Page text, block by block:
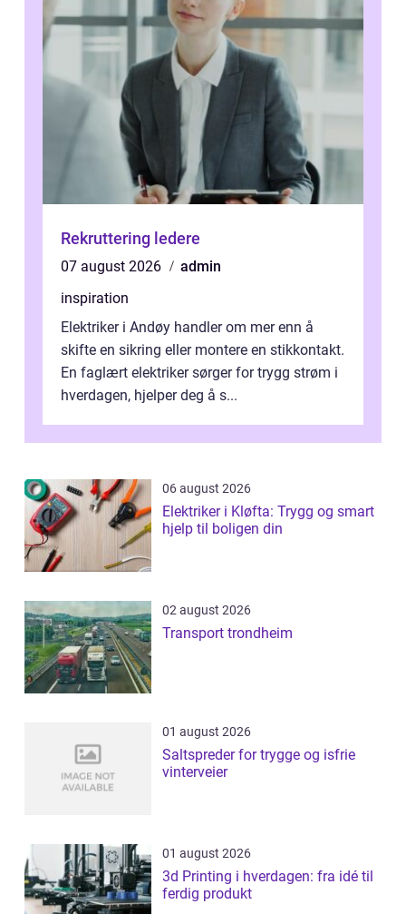
Rekruttering ledere
07 august 2026
admin
inspiration
Elektriker i Andøy handler om mer enn å
skifte en sikring eller montere en stikkontakt.
En faglært elektriker sørger for trygg strøm i
hverdagen, hjelper deg å s...
06 august 2026
Elektriker i Kløfta: Trygg og smart
hjelp til boligen din
02 august 2026
Transport trondheim
01 august 2026
Saltspreder for trygge og isfrie
vinterveier
01 august 2026
3d Printing i hverdagen: fra idé til
ferdig produkt